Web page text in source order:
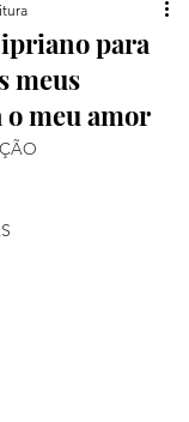
para
meus
meu amor